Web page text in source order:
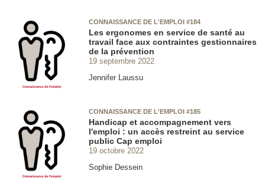
CONNAISSANCE DE L'EMPLOI #184
Les ergonomes en service de santé au
travail face aux contraintes gestionnaires
de la prévention
19 septembre 2022
Jennifer Laussu
CONNAISSANCE DE L'EMPLOI #185
Handicap et accompagnement vers
l'emploi : un accès restreint au service
public Cap emploi
19 octobre 2022
Sophie Dessein